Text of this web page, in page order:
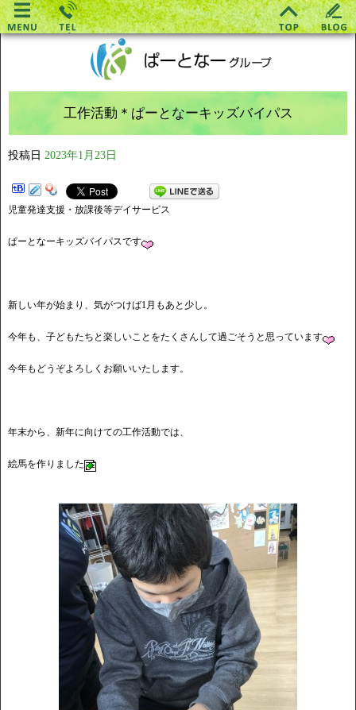
工作活動＊ぱーとなーキッズバイパス
投稿日 2023年1月23日
児童発達支援・放課後等デイサービス
ぱーとなーキッズバイパスです
新しい年が始まり、気がつけば1月もあと少し。
今年も、子どもたちと楽しいことをたくさんして過ごそうと思っています
今年もどうぞよろしくお願いいたします。
年末から、新年に向けての工作活動では、
絵馬を作りました